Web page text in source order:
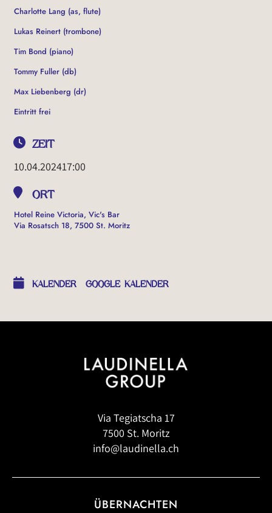
Charlotte Lang (as, flute)
Lukas Reinert (trombone)
Tim Bond (piano)
Tommy Fuller (db)
Max Liebenberg (dr)
Eintritt frei
ZEIT
10.04.202417:00
ORT
Hotel Reine Victoria, Vic's Bar
Via Rosatsch 18, 7500 St. Moritz
KALENDER GOOGLE KALENDER
Via Tegiatscha 17
7500 St. Moritz
info@laudinella.ch
ÜBERNACHTEN